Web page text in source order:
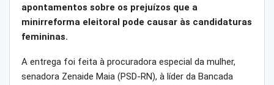
apontamentos sobre os prejuízos que a
minirreforma eleitoral pode causar às candidaturas
femininas.
A entrega foi feita à procuradora especial da mulher,
senadora Zenaide Maia (PSD-RN), à líder da Bancada